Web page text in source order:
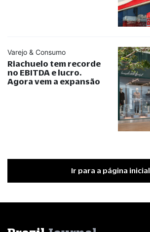
Varejo & Consumo
Riachuelo tem recorde
no EBITDA e lucro.
Agora vem a expansão
Ir para a página inicial